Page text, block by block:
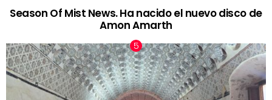
Season Of Mist News. Ha nacido el nuevo disco de
Amon Amarth